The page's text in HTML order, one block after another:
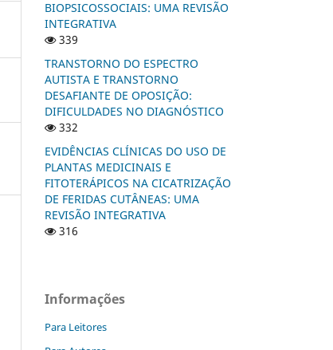
BIOPSICOSSOCIAIS: UMA REVISÃO
INTEGRATIVA
339
TRANSTORNO DO ESPECTRO
AUTISTA E TRANSTORNO
DESAFIANTE DE OPOSIÇÃO:
DIFICULDADES NO DIAGNÓSTICO
332
EVIDÊNCIAS CLÍNICAS DO USO DE
PLANTAS MEDICINAIS E
FITOTERÁPICOS NA CICATRIZAÇÃO
DE FERIDAS CUTÂNEAS: UMA
REVISÃO INTEGRATIVA
316
Informações
Para Leitores